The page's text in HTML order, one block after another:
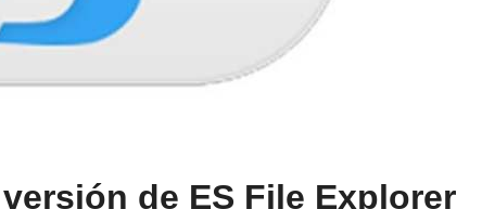
de ES File Explorer